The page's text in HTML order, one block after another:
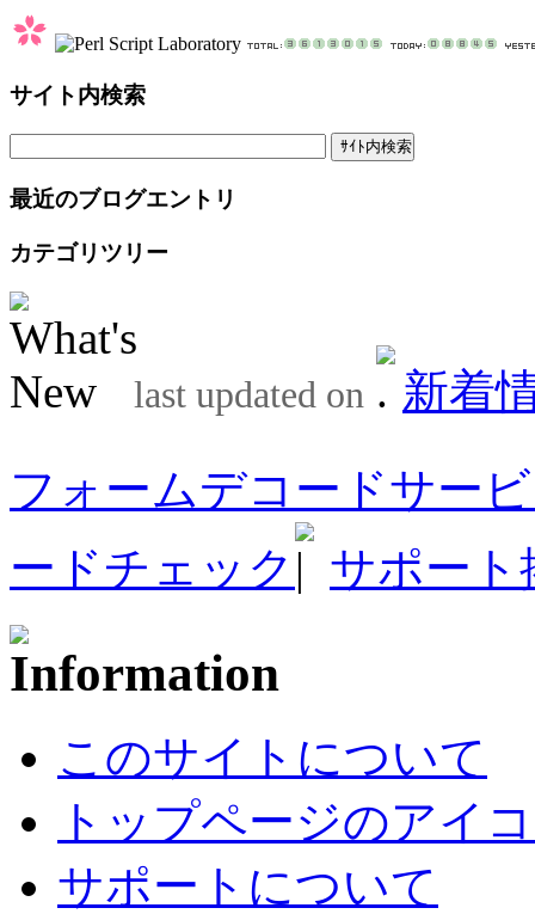
サイト内検索
最近のブログエントリ
カテゴリツリー
last updated on
新着
フォームデコードサー
ードチェック
サポート
このサイトについて
トップページのアイ
サポートについて